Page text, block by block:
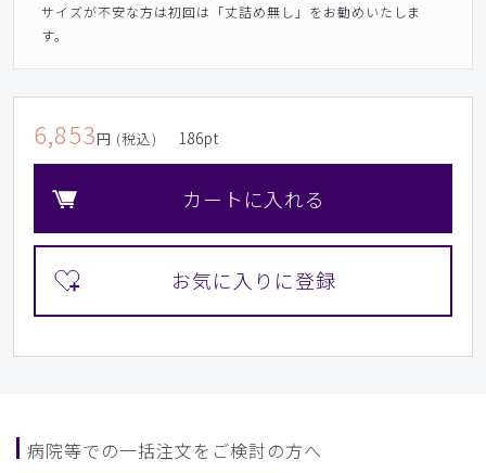
サイズが不安な方は初回は「丈詰め無し」をお勧めいたしま
す。
6,853円 (税込) 186pt
カートに入れる
病院等での一括注文をご検討の方へ